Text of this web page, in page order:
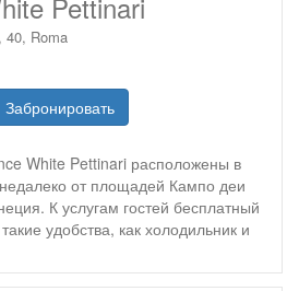
40, Roma
Забронировать
White Pettinari расположены в
от площадей Кампо деи
К услугам гостей бесплатный
удобства, как холодильник и